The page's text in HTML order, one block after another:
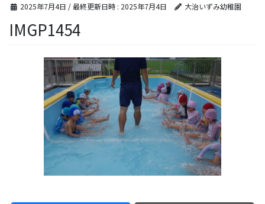
2025年7月4日 / 最終更新日時 : 2025年7月4日 大治いずみ幼稚園
IMGP1454